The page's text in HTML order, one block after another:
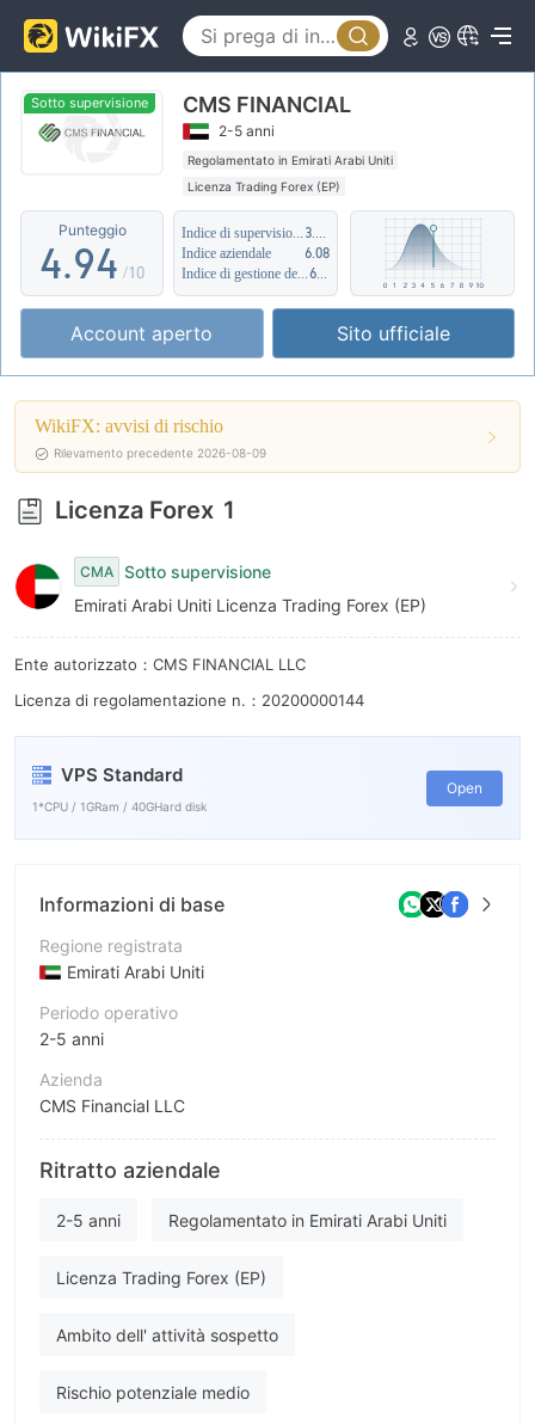
Sotto supervisione CMS FINANCIAL
2-5 anni
Regolamentato in Emirati Arabi Uniti
Licenza Trading Forex (EP)
Ambito dell' attività sospetto
Rischio potenziale medio
Punteggio
0
1
3
4
5
6
7
8
9
.
4
5
6
8
9
0
1
3
4
5
6
7
8
9
/10
Indice aziendale
6.08
Account aperto Sito ufficiale
WikiFX: avvisi di rischio
Rilevamento precedente 2026-08-09
Licenza Forex 1
CMA Sotto supervisione
Emirati Arabi Uniti Licenza Trading Forex (EP)
Ente autorizzato：CMS FINANCIAL LLC
Licenza di regolamentazione n.：20200000144
VPS Standard
1*CPU / 1GRam / 40GHard disk
Open
Informazioni di base
Regione registrata
Emirati Arabi Uniti
Periodo operativo
2-5 anni
Azienda
CMS Financial LLC
Abbreviazione
CMS FINANCIAL
Impiegato di azienda
Ritratto aziendale
2-5 anni Regolamentato in Emirati Arabi Uniti
Licenza Trading Forex (EP)
Ambito dell' attività sospetto
Rischio potenziale medio